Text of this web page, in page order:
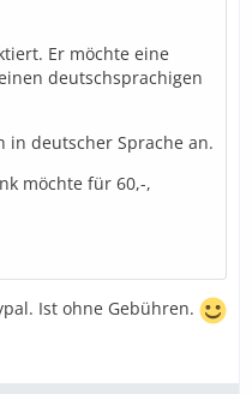
Er möchte eine
deutschsprachigen
in deutscher Sprache an.
möchte für 60,-,
Ist ohne Gebühren.